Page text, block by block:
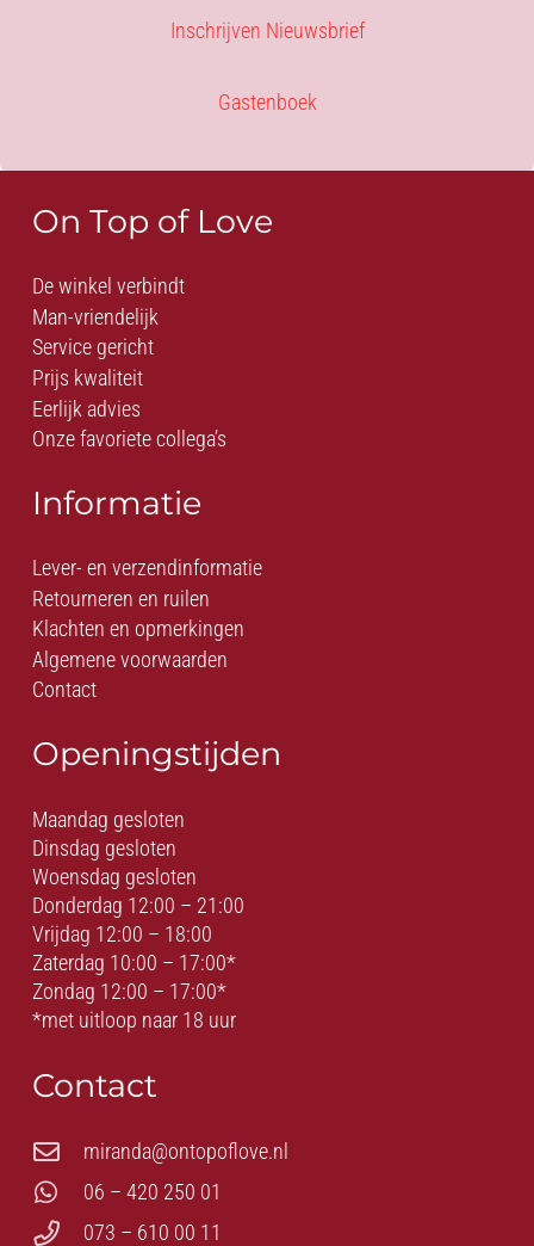
Inschrijven Nieuwsbrief
Gastenboek
On Top of Love
De winkel verbindt
Man-vriendelijk
Service gericht
Prijs kwaliteit
Eerlijk advies
Onze favoriete collega’s
Informatie
Lever- en verzendinformatie
Retourneren en ruilen
Klachten en opmerkingen
Algemene voorwaarden
Contact
Openingstijden
Maandag gesloten
Dinsdag gesloten
Woensdag gesloten
Donderdag 12:00 – 21:00
Vrijdag 12:00 – 18:00
Zaterdag 10:00 – 17:00*
Zondag 12:00 – 17:00*
*met uitloop naar 18 uur
Contact
miranda@ontopoflove.nl
06 – 420 250 01
073 – 610 00 11